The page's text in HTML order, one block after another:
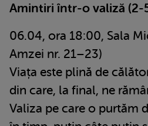
Amintiri într-o valiză (2-
06.04, ora 18:00, Sala
Amzei nr. 21–23)
Viața este plină de
din care, la final, ne
Valiza pe care o purtăm